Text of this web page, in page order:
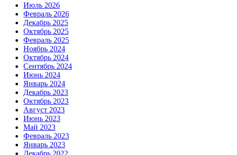
Июль 2026
Февраль 2026
Декабрь 2025
Октябрь 2025
Февраль 2025
Ноябрь 2024
Октябрь 2024
Сентябрь 2024
Июнь 2024
Январь 2024
Декабрь 2023
Октябрь 2023
Август 2023
Июнь 2023
Май 2023
Февраль 2023
Январь 2023
Декабрь 2022